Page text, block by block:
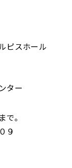
スホール
ー
。
９